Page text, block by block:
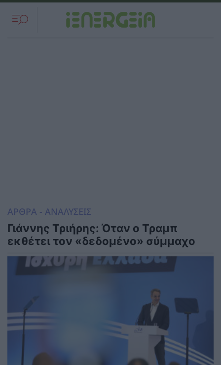
ΑΡΘΡΑ - ΑΝΑΛΥΣΕΙΣ
Γιάννης Τριήρης: Όταν ο Τραμπ
εκθέτει τον «δεδομένο» σύμμαχο